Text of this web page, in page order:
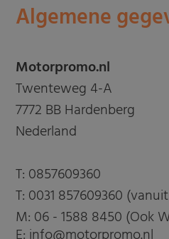
Algemene
Motorpromo.nl
Twenteweg 4-A
7772 BB Hardenberg
Nederland
T: 0857609360
T: 0031 857609360
M: 06 - 1588 8450 (Ook